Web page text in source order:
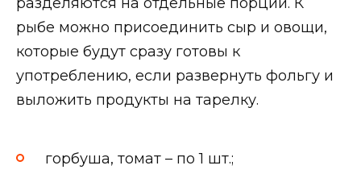
рыбе можно присоединить сыр и овощи,
которые будут сразу готовы к
употреблению, если развернуть фольгу и
выложить продукты на тарелку.
горбуша, томат – по 1 шт.;